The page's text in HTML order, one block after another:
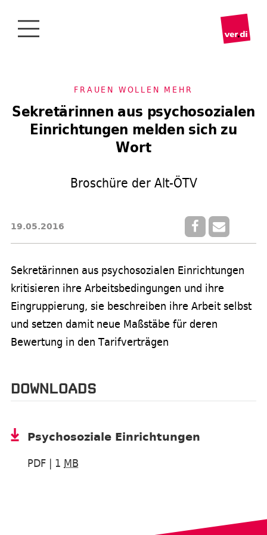
FRAUEN WOLLEN MEHR
Sekretärinnen aus psychosozialen
Einrichtungen melden sich zu
Wort
Broschüre der Alt-ÖTV
19.05.2016
Sekretärinnen aus psychosozialen Einrichtungen
kritisieren ihre Arbeitsbedingungen und ihre
Eingruppierung, sie beschreiben ihre Arbeit selbst
und setzen damit neue Maßstäbe für deren
Bewertung in den Tarifverträgen
DOWNLOADS
Psy­cho­so­zia­le Ein­rich­tun­gen
PDF | 1 MB